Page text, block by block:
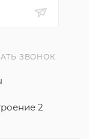
ЗВОНОК
2